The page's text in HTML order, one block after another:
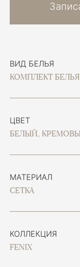
ВИД БЕЛЬЯ
КОМПЛЕКТ
ЦВЕТ
БЕЛЫЙ,
МАТЕРИАЛ
СЕТКА
КОЛЛЕКЦИЯ
FENIX